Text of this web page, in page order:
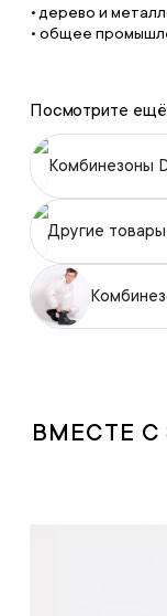
• дерево и
• общее
Посмотрите ещё:
Комбинезоны
Другие товары
ВМЕСТЕ